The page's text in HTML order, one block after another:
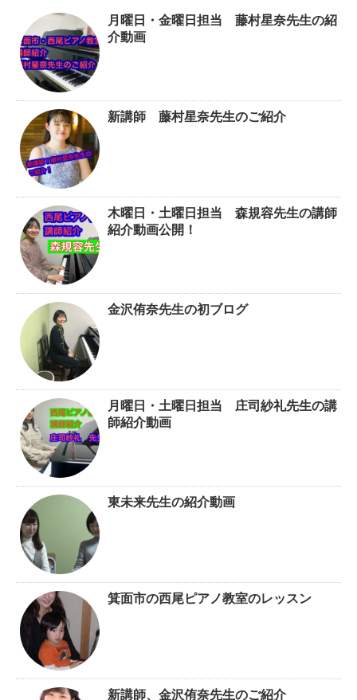
月曜日・金曜日担当 藤村星奈先生の紹
介動画
新講師 藤村星奈先生のご紹介
木曜日・土曜日担当 森規容先生の講師
紹介動画公開！
金沢侑奈先生の初ブログ
月曜日・土曜日担当 庄司紗礼先生の講
師紹介動画
東未来先生の紹介動画
箕面市の西尾ピアノ教室のレッスン
新講師、金沢侑奈先生のご紹介